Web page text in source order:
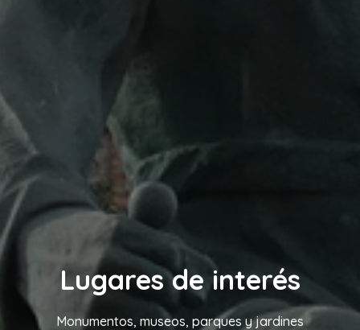
Lugares de interés
Monumentos, museos, parques y jardines